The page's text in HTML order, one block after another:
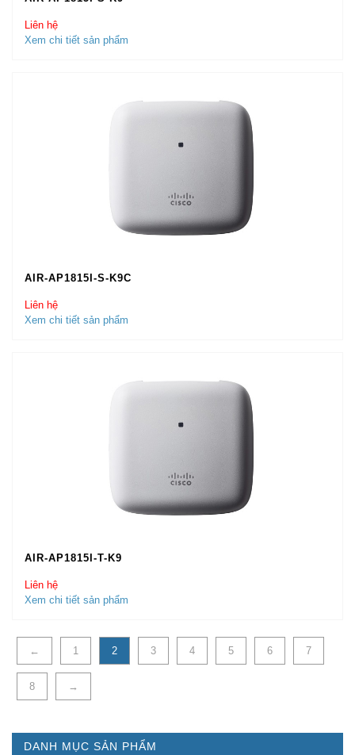
Liên hệ
Xem chi tiết sản phẩm
AIR-AP1815I-S-K9C
Liên hệ
Xem chi tiết sản phẩm
AIR-AP1815I-T-K9
Liên hệ
Xem chi tiết sản phẩm
← 1 2 3 4 5 6 7
8 →
DANH MỤC SẢN PHẨM